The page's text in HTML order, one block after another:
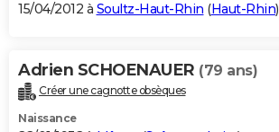
15/04/2012 à Soultz-Haut-Rhin (Haut-Rhin)
Adrien SCHOENAUER (79 ans)
Créer une cagnotte obsèques
Naissance